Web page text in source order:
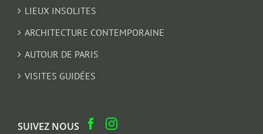
LIEUX INSOLITES
ARCHITECTURE CONTEMPORAINE
AUTOUR DE PARIS
VISITES GUIDÉES
SUIVEZ NOUS